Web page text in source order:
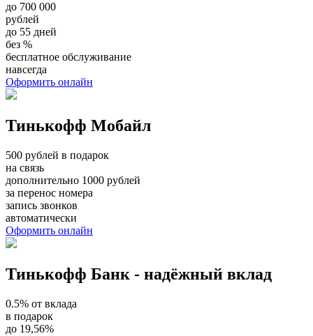
до 700 000
рублей
до 55 дней
без %
бесплатное обслуживание
навсегда
Оформить онлайн
Тинькофф Мобайл
500 рублей в подарок
на связь
дополнительно 1000 рублей
за перенос номера
запись звонков
автоматически
Оформить онлайн
Тинькофф Банк - надёжный вклад
0.5% от вклада
в подарок
до 19,56%